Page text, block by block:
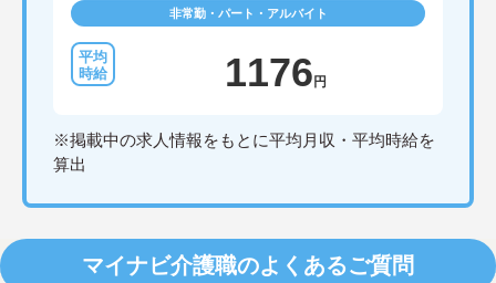
非常勤・パート・アルバイト
1176 円
※掲載中の求人情報をもとに平均月収・平均時給を
算出
マイナビ介護職のよくあるご質問